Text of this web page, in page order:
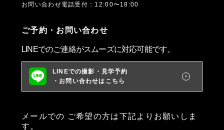
お問い合わせ電話受付：12:00〜18:00
ご予約・お問い合わせ
LINEでのご連絡がスムーズに対応可能です。
LINEでの撮影・見学予約
・お問い合わせはこちら
メールでの ご希望の方は下記よりお願いしま
す。